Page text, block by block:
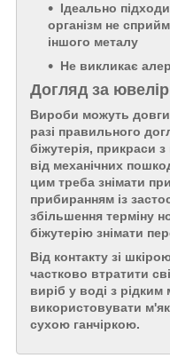
Ідеально
організм не
іншого металу
Не викликає
Догляд за
Вироби можуть
разі правильного
біжутерія, прикраси
від механічних
цим треба знімати
прибиранням із
збільшення терміну
біжутерію знімати
Від контакту зі
частково втратити
виріб у воді з
використовувати
сухою ганчіркою.